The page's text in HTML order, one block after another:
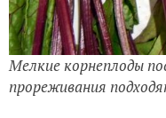
Мелкие корнеплоды
прореживания